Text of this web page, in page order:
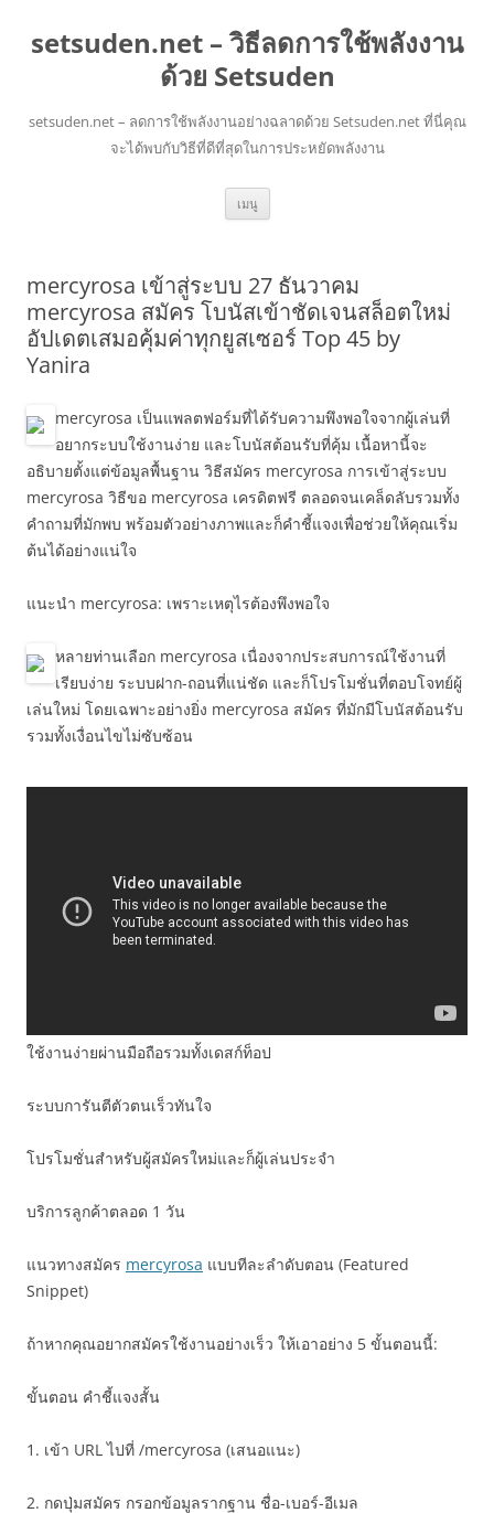
setsuden.net – วิธีลดการใช้พลังงาน
ด้วย Setsuden
setsuden.net – ลดการใช้พลังงานอย่างฉลาดด้วย Setsuden.net ที่นี่คุณ
จะได้พบกับวิธีที่ดีที่สุดในการประหยัดพลังงาน
เมนู ข้าม
ยัง
mercyrosa เข้าสู่ระบบ 27 ธันวาคม
mercyrosa สมัคร โบนัสเข้าชัดเจนสล็อตใหม่
อัปเดตเสมอคุ้มค่าทุกยูสเซอร์ Top 45 by
Yanira
mercyrosa เป็นแพลตฟอร์มที่ได้รับความพึงพอใจจากผู้เล่นที่
อยากระบบใช้งานง่าย และโบนัสต้อนรับที่คุ้ม เนื้อหานี้จะ
อธิบายตั้งแต่ข้อมูลพื้นฐาน วิธีสมัคร mercyrosa การเข้าสู่ระบบ
mercyrosa วิธีขอ mercyrosa เครดิตฟรี ตลอดจนเคล็ดลับรวมทั้ง
คำถามที่มักพบ พร้อมตัวอย่างภาพและก็คำชี้แจงเพื่อช่วยให้คุณเริ่ม
ต้นได้อย่างแน่ใจ
แนะนำ mercyrosa: เพราะเหตุไรต้องพึงพอใจ
หลายท่านเลือก mercyrosa เนื่องจากประสบการณ์ใช้งานที่
เรียบง่าย ระบบฝาก-ถอนที่แน่ชัด และก็โปรโมชั่นที่ตอบโจทย์ผู้
เล่นใหม่ โดยเฉพาะอย่างยิ่ง mercyrosa สมัคร ที่มักมีโบนัสต้อนรับ
รวมทั้งเงื่อนไขไม่ซับซ้อน
ใช้งานง่ายผ่านมือถือรวมทั้งเดสก์ท็อป
ระบบการันตีตัวตนเร็วทันใจ
โปรโมชั่นสำหรับผู้สมัครใหม่และก็ผู้เล่นประจำ
บริการลูกค้าตลอด 1 วัน
แนวทางสมัคร mercyrosa แบบทีละลำดับตอน (Featured
Snippet)
ถ้าหากคุณอยากสมัครใช้งานอย่างเร็ว ให้เอาอย่าง 5 ขั้นตอนนี้:
ขั้นตอน คำชี้แจงสั้น
1. เข้า URL ไปที่ /mercyrosa (เสนอแนะ)
2. กดปุ่มสมัคร กรอกข้อมูลรากฐาน ชื่อ-เบอร์-อีเมล